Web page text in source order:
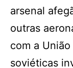
arsenal
outras
com a
soviéticas